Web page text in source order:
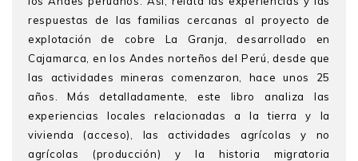
respuestas de las familias cercanas al proyecto de
explotación de cobre La Granja, desarrollado en
Cajamarca, en los Andes norteños del Perú, desde que
las actividades mineras comenzaron, hace unos 25
años. Más detalladamente, este libro analiza las
experiencias locales relacionadas a la tierra y la
vivienda (acceso), las actividades agrícolas y no
agrícolas (producción) y la historia migratoria